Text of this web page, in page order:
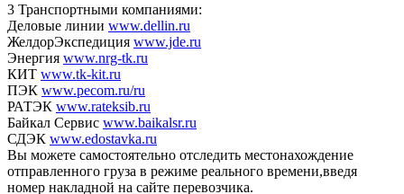
3 Транспортными компаниями:
Деловые линии www.dellin.ru
ЖелдорЭкспедиция www.jde.ru
Энергия www.nrg-tk.ru
КИТ www.tk-kit.ru
ПЭК www.pecom.ru/ru
РАТЭК www.rateksib.ru
Байкал Сервис www.baikalsr.ru
СДЭК www.edostavka.ru
Вы можете самостоятельно отследить местонахождение
отправленного груза в режиме реального времени,введя
номер накладной на сайте перевозчика.